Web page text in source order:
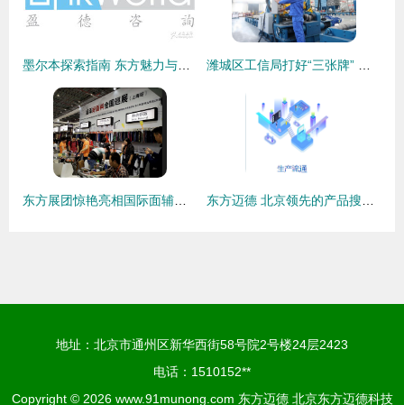
地址：北京市通州区新华西街58号院2号楼24层2423
电话：1510152**
Copyright © 2026 www.91munong.com 东方迈德 北京东方迈德科技